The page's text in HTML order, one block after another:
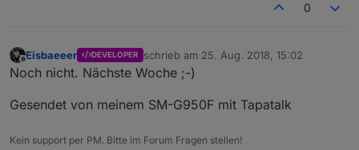
0
Offline
Eisbaeeer DEVELOPER schrieb am 25. Aug. 2018, 15:02
zuletzt editiert von
Noch nicht. Nächste Woche ;-)
Gesendet von meinem SM-G950F mit Tapatalk
Kein support per PM. Bitte im Forum Fragen stellen!